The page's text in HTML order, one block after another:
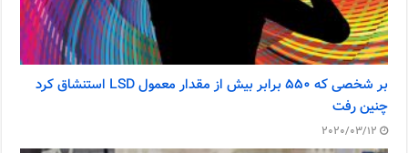
بر شخصی که ۵۵۰ برابر بیش از مقدار معمول LSD استنشاق کرد
چنین رفت
2020/03/12